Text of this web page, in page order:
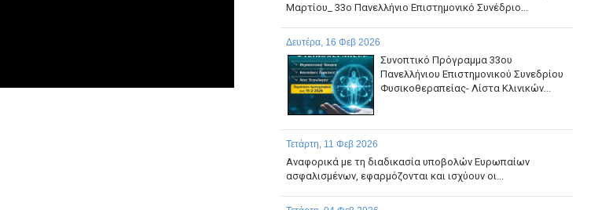
Μαρτίου_ 33ο Πανελλήνιο Επιστημονικό Συνέδριο...
Δευτέρα, 16 Φεβ 2026
Συνοπτικό Πρόγραμμα 33ου
Πανελλήνιου Επιστημονικού Συνεδρίου
Φυσικοθεραπείας- Λίστα Κλινικών...
Τετάρτη, 11 Φεβ 2026
Αναφορικά με τη διαδικασία υποβολών Ευρωπαίων
ασφαλισμένων, εφαρμόζονται και ισχύουν οι...